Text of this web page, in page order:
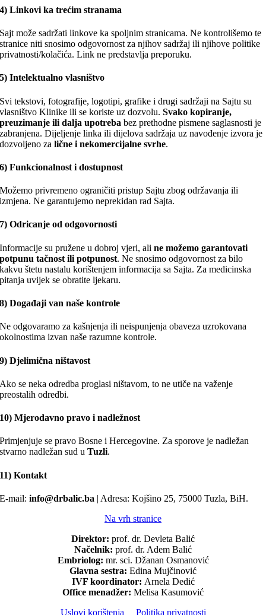
4) Linkovi ka trećim stranama
Sajt može sadržati linkove ka spoljnim stranicama. Ne kontrolišemo te
stranice niti snosimo odgovornost za njihov sadržaj ili njihove politike
privatnosti/kolačića. Link ne predstavlja preporuku.
5) Intelektualno vlasništvo
Svi tekstovi, fotografije, logotipi, grafike i drugi sadržaji na Sajtu su
vlasništvo Klinike ili se koriste uz dozvolu.Svako kopiranje,
preuzimanje ili dalja upotreba bez prethodne pismene saglasnosti je
zabranjena. Dijeljenje linka ili dijelova sadržaja uz navođenje izvora je
dozvoljeno zalične i nekomercijalne svrhe.
6) Funkcionalnost i dostupnost
Možemo privremeno ograničiti pristup Sajtu zbog održavanja ili
izmjena. Ne garantujemo neprekidan rad Sajta.
7) Odricanje od odgovornosti
Informacije su pružene u dobroj vjeri, aline možemo garantovati
potpunu tačnost ili potpunost. Ne snosimo odgovornost za bilo
kakvu štetu nastalu korištenjem informacija sa Sajta. Za medicinska
pitanja uvijek se obratite ljekaru.
8) Događaji van naše kontrole
Ne odgovaramo za kašnjenja ili neispunjenja obaveza uzrokovana
okolnostima izvan naše razumne kontrole.
9) Djelimična ništavost
Ako se neka odredba proglasi ništavom, to ne utiče na važenje
preostalih odredbi.
10) Mjerodavno pravo i nadležnost
Primjenjuje se pravo Bosne i Hercegovine. Za sporove je nadležan
stvarno nadležan sud uTuzli.
11) Kontakt
E-mail:info@drbalic.ba | Adresa: Kojšino 25, 75000 Tuzla, BiH.
Na vrh stranice
Direktor: prof. dr. Devleta Balić
Načelnik: prof. dr. Adem Balić
Embriolog: mr. sci. Džanan Osmanović
Glavna sestra: Edina Mujčinović
IVF koordinator: Arnela Dedić
Office menadžer: Melisa Kasumović
Uslovi korištenja
Politika privatnosti